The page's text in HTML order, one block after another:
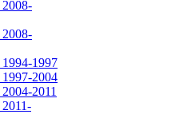
1997
2004
2011